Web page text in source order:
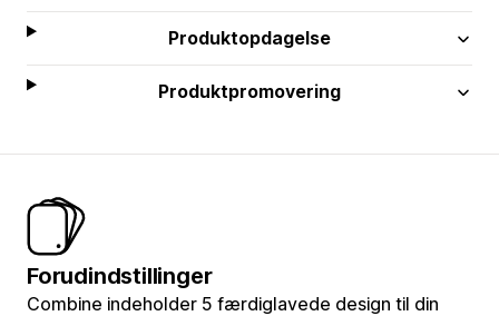
Produktopdagelse
Produktpromovering
Forudindstillinger
Combine indeholder 5 færdiglavede design til din